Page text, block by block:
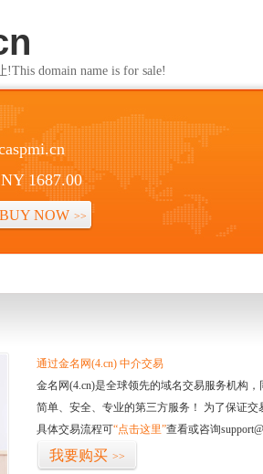
domain name is for sale!
1687.00
BUY NOW >>
通过金名网(4.cn) 中介交易
金名网(4.cn)是全球领先的域名交易服务机构
简单、安全、专业的第三方服务！ 为了保证
具体交易流程可“点击这里”查看或咨询
我要购买 >>